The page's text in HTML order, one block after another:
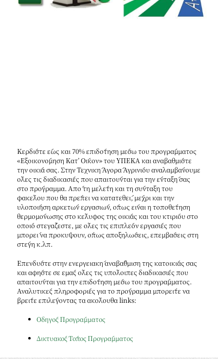
Κερδίστε έως και 70% επιδότηση μέσω του προγράμματος
«Εξοικονόμηση Κατ’ Οίκον» του ΥΠΕΚΑ και αναβαθμίστε
την οικία σας. Στην Τεχνική Αγορά Αγρινίου αναλαμβάνουμε
όλες τις διαδικασίες που απαιτούνται για την ένταξή σας
στο πρόγραμμα. Από τη μελέτη και τη σύνταξη του
φακέλου που θα πρέπει να κατατεθεί, μέχρι και την
υλοποίηση αρκετών εργασιών, όπως είναι η τοποθέτηση
θερμομόνωσης στο κέλυφος της οικίας και του κτιρίου στο
οποίο στεγάζεστε, με όλες τις επιπλέον εργασίες που
μπορεί να προκύψουν, όπως αποξηλώσεις, επεμβάσεις στη
στέγη κ.λπ.
Επενδύστε στην ενεργειακή αναβάθμιση της κατοικίας σας
και αφήστε σε εμάς όλες τις υπόλοιπες διαδικασίες που
απαιτούνται για την επιδότηση μέσω του προγράμματος.
Αναλυτικές πληροφορίες για το πρόγραμμα μπορείτε να
βρείτε επιλέγοντας τα ακόλουθα links:
Οδηγός Προγράμματος
Δικτυακός Τόπος Προγράμματος